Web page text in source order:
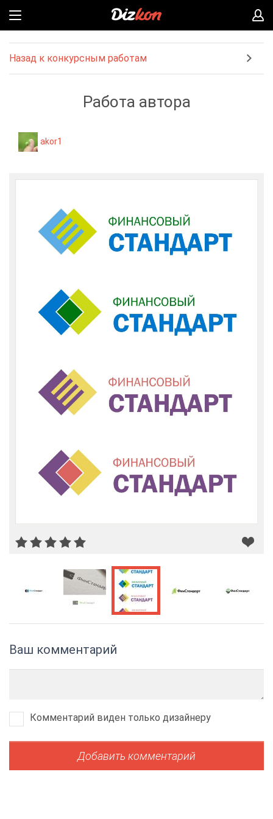
Назад к конкурсным работам
Работа автора
akor1
Ваш комментарий
Комментарий виден только дизайнеру